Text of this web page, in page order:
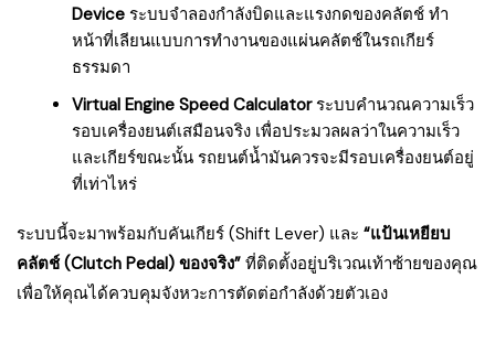
Device ระบบจำลองกำลังบิดและแรงกดของคลัตช์ ทำ
หน้าที่เลียนแบบการทำงานของแผ่นคลัตช์ในรถเกียร์
ธรรมดา
Virtual Engine Speed Calculatorระบบคำนวณความเร็ว
รอบเครื่องยนต์เสมือนจริง เพื่อประมวลผลว่าในความเร็ว
และเกียร์ขณะนั้น รถยนต์น้ำมันควรจะมีรอบเครื่องยนต์อยู่
ที่เท่าไหร่
ระบบนี้จะมาพร้อมกับคันเกียร์ (Shift Lever) และ “แป้นเหยียบ
คลัตช์ (Clutch Pedal) ของจริง” ที่ติดตั้งอยู่บริเวณเท้าซ้ายของคุณ
เพื่อให้คุณได้ควบคุมจังหวะการตัดต่อกำลังด้วยตัวเอง